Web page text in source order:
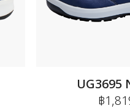
UG3695
฿